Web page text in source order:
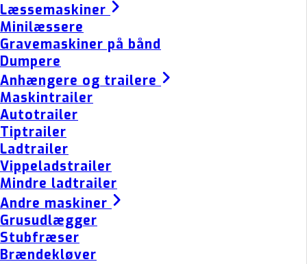
Læssemaskiner
Minilæssere
Gravemaskiner på bånd
Dumpere
Anhængere og trailere
Maskintrailer
Autotrailer
Tiptrailer
Ladtrailer
Vippeladstrailer
Mindre ladtrailer
Andre maskiner
Grusudlægger
Stubfræser
Brændekløver